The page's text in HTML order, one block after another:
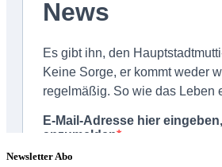
Newsletter Abo